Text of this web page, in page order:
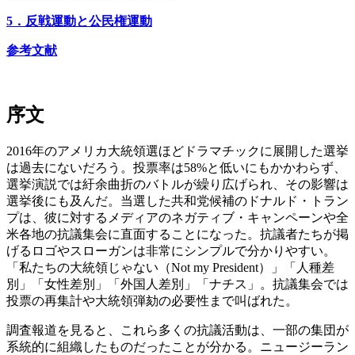
5．反戦運動と公民権運動
参考文献
序文
2016年のアメリカ大統領選ほどドラマチックに展開した選挙
は過去にないだろう。投票率は58%と低いにもかかわらず、
選挙演説では紆余曲折のバトルが繰り広げられ、その影響は
選挙後にも及んだ。当選した共和党候補のドナルド・トラン
プは、彼に対するメディアのネガティブ・キャンペーンや全
米各地の抗議集会に直面することになった。抗議者たちが掲
げるロゴやスローガンは非常にシンプルで分かりやすい。
「私たちの大統領じゃない（Not my President）」「人種差
別」「女性差別」「外国人差別」「ナチス」。抗議集会では
投票の再集計や大統領弾劾の必要性まで叫ばれた。
調査報道を見ると、これら多くの抗議活動は、一部の集団が
系統的に組織したものだったことが分かる。ニュージーラン